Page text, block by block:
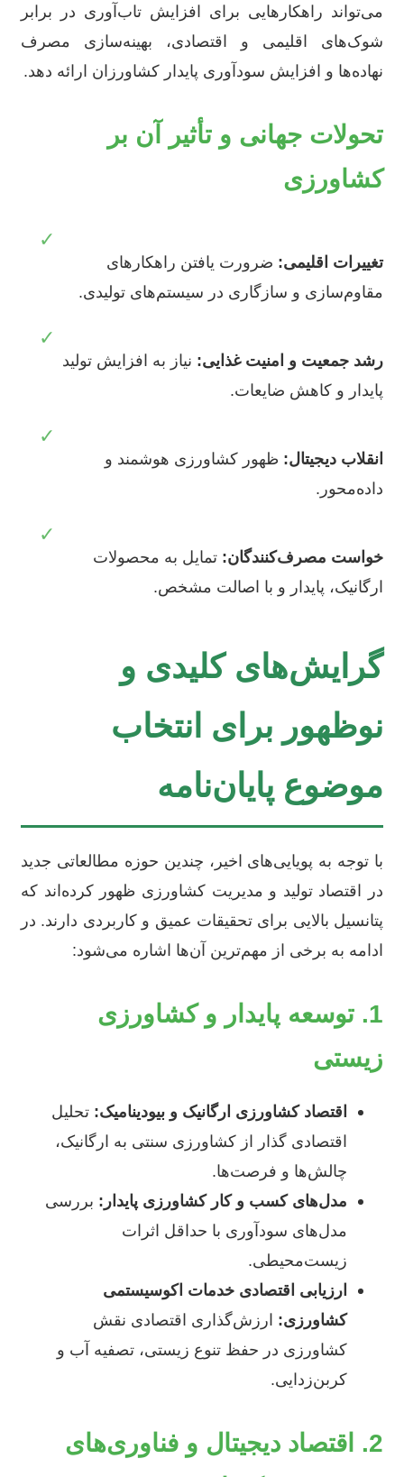
می‌تواند راهکارهایی برای افزایش تاب‌آوری در برابر
شوک‌های اقلیمی و اقتصادی، بهینه‌سازی مصرف
نهاده‌ها و افزایش سودآوری پایدار کشاورزان ارائه دهد.
تحولات جهانی و تأثیر آن بر
کشاورزی
✓
تغییرات اقلیمی: ضرورت یافتن راهکارهای
مقاوم‌سازی و سازگاری در سیستم‌های تولیدی.
✓
رشد جمعیت و امنیت غذایی: نیاز به افزایش تولید
پایدار و کاهش ضایعات.
✓
انقلاب دیجیتال: ظهور کشاورزی هوشمند و
داده‌محور.
✓
خواست مصرف‌کنندگان: تمایل به محصولات
ارگانیک، پایدار و با اصالت مشخص.
گرایش‌های کلیدی و
نوظهور برای انتخاب
موضوع پایان‌نامه
با توجه به پویایی‌های اخیر، چندین حوزه مطالعاتی جدید
در اقتصاد تولید و مدیریت کشاورزی ظهور کرده‌اند که
پتانسیل بالایی برای تحقیقات عمیق و کاربردی دارند. در
ادامه به برخی از مهم‌ترین آن‌ها اشاره می‌شود:
1. توسعه پایدار و کشاورزی
زیستی
اقتصاد کشاورزی ارگانیک و بیودینامیک: تحلیل
اقتصادی گذار از کشاورزی سنتی به ارگانیک،
چالش‌ها و فرصت‌ها.
مدل‌های کسب و کار کشاورزی پایدار: بررسی
مدل‌های سودآوری با حداقل اثرات
زیست‌محیطی.
ارزیابی اقتصادی خدمات اکوسیستمی
کشاورزی: ارزش‌گذاری اقتصادی نقش
کشاورزی در حفظ تنوع زیستی، تصفیه آب و
کربن‌زدایی.
2. اقتصاد دیجیتال و فناوری‌های